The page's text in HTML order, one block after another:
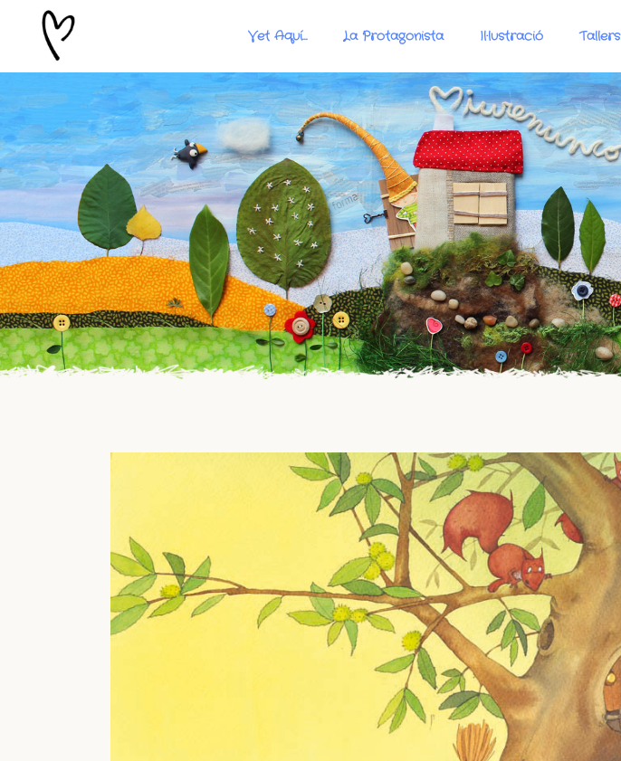
Vet Aquí… La Protagonista Il·lustració Tallers